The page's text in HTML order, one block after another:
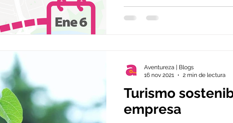
Turismo
empresa
Aventureza | Blogs
16 nov 2021
2 min de lectura